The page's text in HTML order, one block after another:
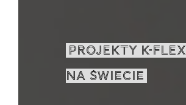
PROJEKTY K-FLEX
NA ŚWIECIE